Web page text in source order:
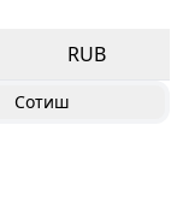
RUB
Сотиш